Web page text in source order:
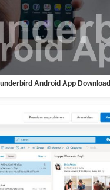
Android App Download